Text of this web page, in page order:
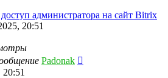
администратора на сайт Bitrix
20:51
Padonak